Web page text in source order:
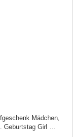
Mädchen,
Girl ...